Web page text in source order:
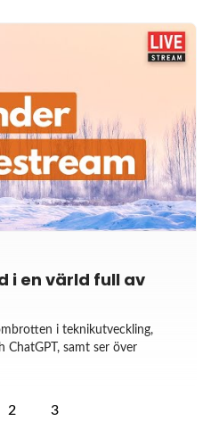
i en värld full av
i teknikutveckling,
ChatGPT, samt ser över
2 3